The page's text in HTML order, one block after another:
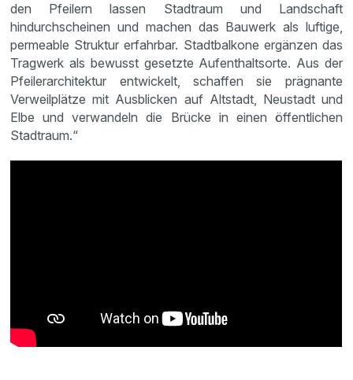
den Pfeilern lassen Stadtraum und Landschaft
hindurchscheinen und machen das Bauwerk als luftige,
permeable Struktur erfahrbar. Stadtbalkone ergänzen das
Tragwerk als bewusst gesetzte Aufenthaltsorte. Aus der
Pfeilerarchitektur entwickelt, schaffen sie prägnante
Verweilplätze mit Ausblicken auf Altstadt, Neustadt und
Elbe und verwandeln die Brücke in einen öffentlichen
Stadtraum.“